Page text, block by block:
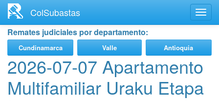
contenido
principal
ColSubastas
Remates judiciales por departamento:
Cundinamarca Valle Antioquia
2026-07-07 Apartamento
Multifamiliar Uraku Etapa